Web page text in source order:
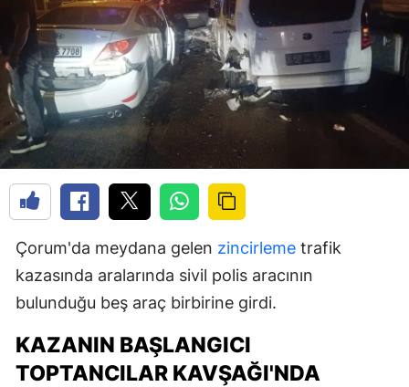
Çorum'da meydana gelen zincirleme trafik
kazasında aralarında sivil polis aracının
bulunduğu beş araç birbirine girdi.
KAZANIN BAŞLANGICI
TOPTANCILAR KAVŞAĞI'NDA